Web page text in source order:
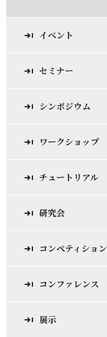
イベント
セミナー
シンポジウム
ワークショップ
チュートリアル
研究会
コンペティション
コンファレンス
展示